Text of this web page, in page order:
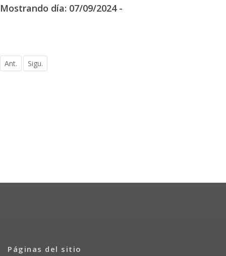
Mostrando día: 07/09/2024 -
Ant. Sigu.
Páginas del sitio